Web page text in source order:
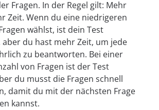
Fragen. In der Regel gilt: Mehr
Zeit. Wenn du eine niedrigeren
wählst, ist dein Test
du hast mehr Zeit, um jede
zu beantworten. Bei einer
von Fragen ist der Test
du musst die Fragen schnell
damit du mit der nächsten Frage
kannst.